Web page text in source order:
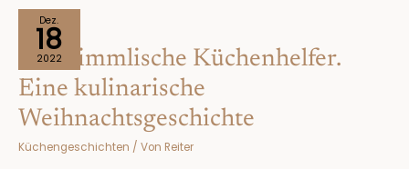
Dez.
18
2022
Der himmlische Küchenhelfer.
Eine kulinarische
Weihnachtsgeschichte
Küchengeschichten / Von Reiter
himmlische
Küchenhelfer.
Eine
kulinarische
Weihnachtsgeschichte